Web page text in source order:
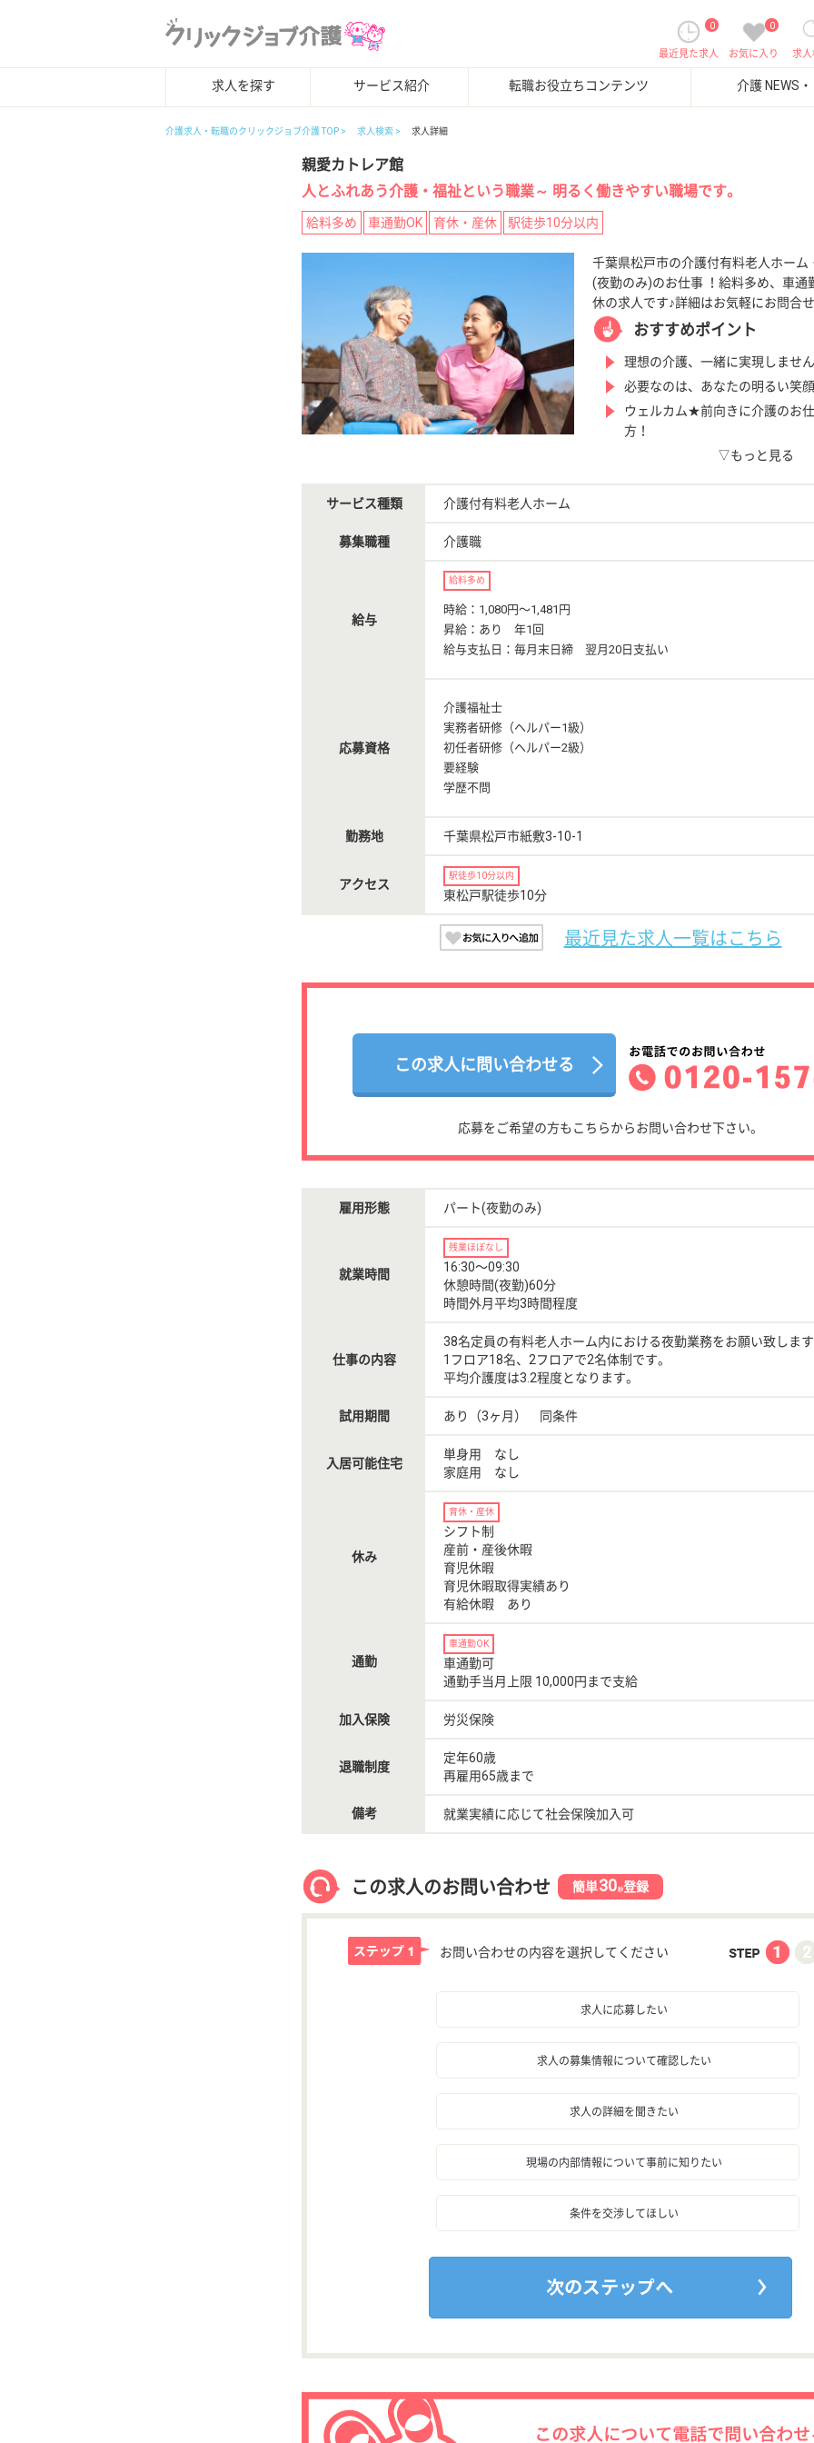
求
0
お気に入り
0
最近見た求人
求人を探す サービス紹介 転職お役立ちコンテンツ 介護 NEWS
介護求人・転職のクリックジョブ介護 TOP 求人検索 求人詳細
親愛カトレア館
人とふれあう介護・福祉という職業～ 明るく働きやすい職場です。
給料多め 車通勤OK 育休・産休 駅徒歩10分以内
千葉県松戸市の介護付有料老人ホーム
(夜勤のみ)のお仕事 ！給料多め、車通
休の求人です♪詳細はお気軽にお問合
おすすめポイント
理想の介護、一緒に実現しませ
必要なのは、あなたの明るい笑
ウェルカム★前向きに介護のお
方！
▽もっと見る
サービス種類 介護付有料老人ホーム
募集職種 介護職
給与
給料多め
時給：1,080円〜1,481円
昇給：あり 年1回
給与支払日：毎月末日締 翌月20日支払い
応募資格
介護福祉士
実務者研修（ヘルパー1級）
初任者研修（ヘルパー2級）
要経験
学歴不問
勤務地 千葉県松戸市紙敷3-10-1
アクセス
駅徒歩10分以内
東松戸駅徒歩10分
最近見た求人一覧はこちら
この求人に問い合わせる
応募をご希望の方もこちらからお問い合わせ下さい。
雇用形態 パート(夜勤のみ)
就業時間
残業ほぼなし
16:30〜09:30
休憩時間(夜勤)60分
時間外月平均3時間程度
仕事の内容
38名定員の有料老人ホーム内における夜勤業務をお願い致しま
1フロア18名、2フロアで2名体制です。
平均介護度は3.2程度となります。
試用期間 あり（3ヶ月） 同条件
入居可能住宅
単身用 なし
家庭用 なし
休み
育休・産休
シフト制
産前・産後休暇
育児休暇
育児休暇取得実績あり
有給休暇 あり
通勤
車通勤OK
車通勤可
通勤手当月上限 10,000円まで支給
加入保険 労災保険
退職制度
定年60歳
再雇用65歳まで
備考 就業実績に応じて社会保険加入可
この求人のお問い合わせ 簡単30秒登録
お問い合わせの内容を選択してください
求人に応募したい
求人の募集情報について確認したい
求人の詳細を聞きたい
現場の内部情報について事前に知りたい
条件を交渉してほしい